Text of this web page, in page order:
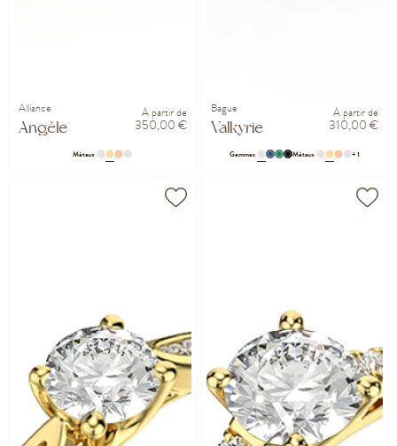
Alliance
Angèle
À partir de
350,00 €
Métaux
Bague
Valkyrie
À partir de
310,00 €
Gemmes Métaux + 1